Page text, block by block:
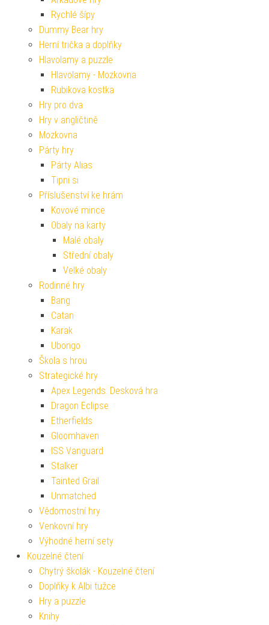
Rychlé šípy
Dummy Bear hry
Herní trička a doplňky
Hlavolamy a puzzle
Hlavolamy - Mozkovna
Rubikova kostka
Hry pro dva
Hry v angličtině
Mozkovna
Párty hry
Párty Alias
Tipni si
Příslušenství ke hrám
Kovové mince
Obaly na karty
Malé obaly
Střední obaly
Velké obaly
Rodinné hry
Bang
Catan
Karak
Ubongo
Škola s hrou
Strategické hry
Apex Legends: Desková hra
Dragon Eclipse
Etherfields
Gloomhaven
ISS Vanguard
Stalker
Tainted Grail
Unmatched
Vědomostní hry
Venkovní hry
Výhodné herní sety
Kouzelné čtení
Chytrý školák - Kouzelné čtení
Doplňky k Albi tužce
Hry a puzzle
Knihy